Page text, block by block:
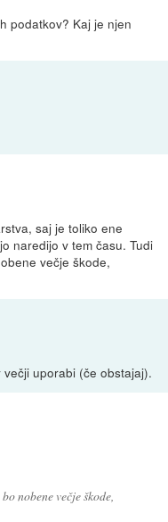
podatkov? Kaj je njen
saj je toliko ene
naredijo v tem času. Tudi
večje škode,
uporabi (če obstajaj).
nobene večje škode,